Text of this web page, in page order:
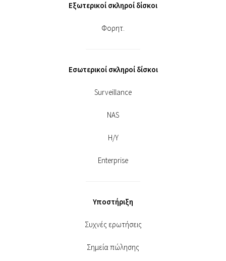
Εξωτερικοί σκληροί δίσκοι
Φορητ.
Εσωτερικοί σκληροί δίσκοι
Surveillance
NAS
Η/Υ
Enterprise
Υποστήριξη
Συχνές ερωτήσεις
Σημεία πώλησης